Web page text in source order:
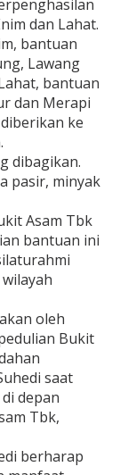
dan Lahat.
bantuan
Lawang
bantuan
dan Merapi
ke
dibagikan.
pasir, minyak
Asam Tbk
bantuan ini
oleh
Bukit
saat
depan
Tbk,
berharap